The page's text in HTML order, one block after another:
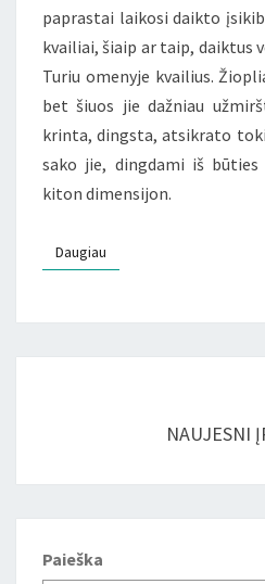
paprastai laikosi daikto
kvailiai, šiaip ar taip, daiktus
Turiu omenyje kvailius.
bet šiuos jie dažniau
krinta, dingsta, atsikrato
sako jie, dingdami iš
kiton dimensijon.
Daugiau
NAUJESNI
Paieška